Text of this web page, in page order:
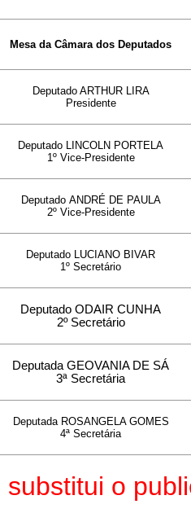
Mesa da Câmara dos Deputados
Deputado ARTHUR LIRA
Presidente
Deputado LINCOLN PORTELA
1º Vice-Presidente
Deputado ANDRÉ DE PAULA
2º Vice-Presidente
Deputado LUCIANO BIVAR
1º Secretário
Deputado ODAIR CUNHA
2º Secretário
Deputada GEOVANIA DE SÁ
3ª Secretária
Deputada ROSANGELA GOMES
4ª Secretária
o